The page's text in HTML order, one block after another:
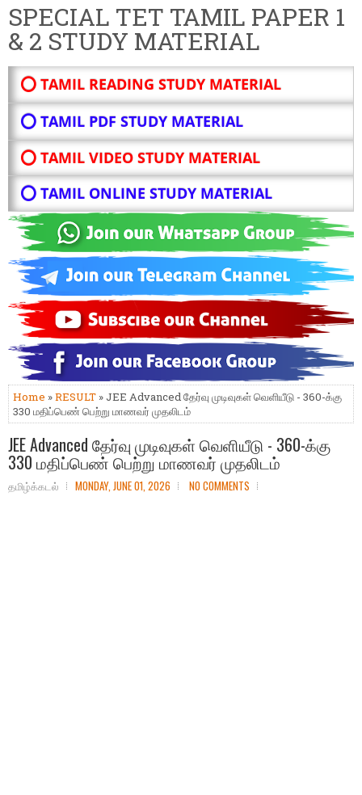
SPECIAL TET TAMIL PAPER 1
& 2 STUDY MATERIAL
⭕ TAMIL READING STUDY MATERIAL
⭕ TAMIL PDF STUDY MATERIAL
⭕ TAMIL VIDEO STUDY MATERIAL
⭕ TAMIL ONLINE STUDY MATERIAL
Home »RESULT » JEE Advanced தேர்வு முடிவுகள் வெளியீடு - 360-க்கு
330 மதிப்பெண் பெற்று மாணவர் முதலிடம்
JEE Advanced தேர்வு முடிவுகள் வெளியீடு - 360-க்கு
330 மதிப்பெண் பெற்று மாணவர் முதலிடம்
தமிழ்க்கடல் MONDAY, JUNE 01, 2026 NO COMMENTS